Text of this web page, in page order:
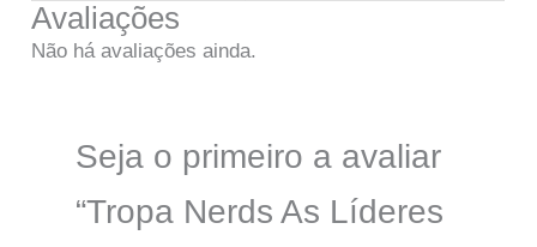
Avaliações
Não há avaliações ainda.
Seja o primeiro a avaliar
“Tropa Nerds As Líderes